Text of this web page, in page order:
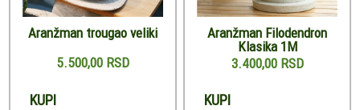
Aranžman trougao veliki
5.500,00 RSD
KUPI
Aranžman Filodendron
Klasika 1M
3.400,00 RSD
KUPI